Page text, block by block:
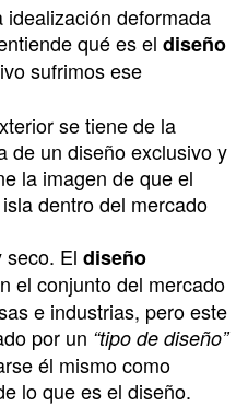
deformada
qué es el diseño
sufrimos ese
se tiene de la
de un diseño exclusivo y
la imagen de que el
dentro del mercado
seco. El diseño
el conjunto del mercado
e industrias, pero este
por un “tipo de diseño”
él mismo como
lo que es el diseño.